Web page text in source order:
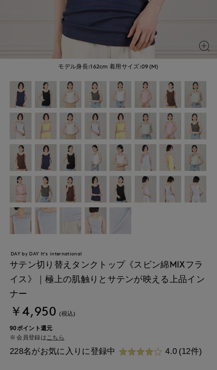
モデル身長:162cm 着用サイズ:09(M)
DAY by DAY It's international
サテン切り替えタンクトップ《スビン綿MIXフラ
イス》｜極上の肌触りとサテンが映える上品イン
ナー
￥4,950 (税込)
90ポイント還元
会員登録は こちら
228名がお気に入りに登録中 4.0 (12件)